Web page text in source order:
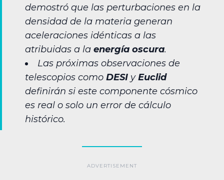
demostró que las perturbaciones en la
densidad de la materia generan
aceleraciones idénticas a las
atribuidas a la energía oscura.
Las próximas observaciones de
telescopios como DESI yEuclid
definirán si este componente cósmico
es real o solo un error de cálculo
histórico.